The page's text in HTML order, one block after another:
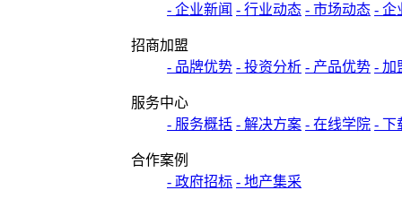
- 企业新闻 - 行业动态 - 市场动态 - 企
招商加盟
- 品牌优势 - 投资分析 - 产品优势 - 加
服务中心
- 服务概括 - 解决方案 - 在线学院 - 下
合作案例
- 政府招标 - 地产集采